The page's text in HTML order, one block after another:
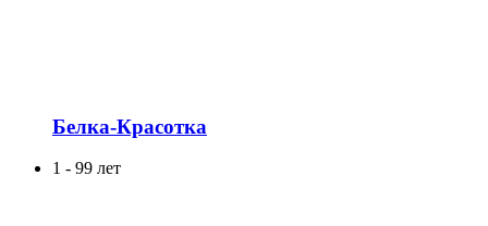
Белка-Красотка
1 - 99 лет